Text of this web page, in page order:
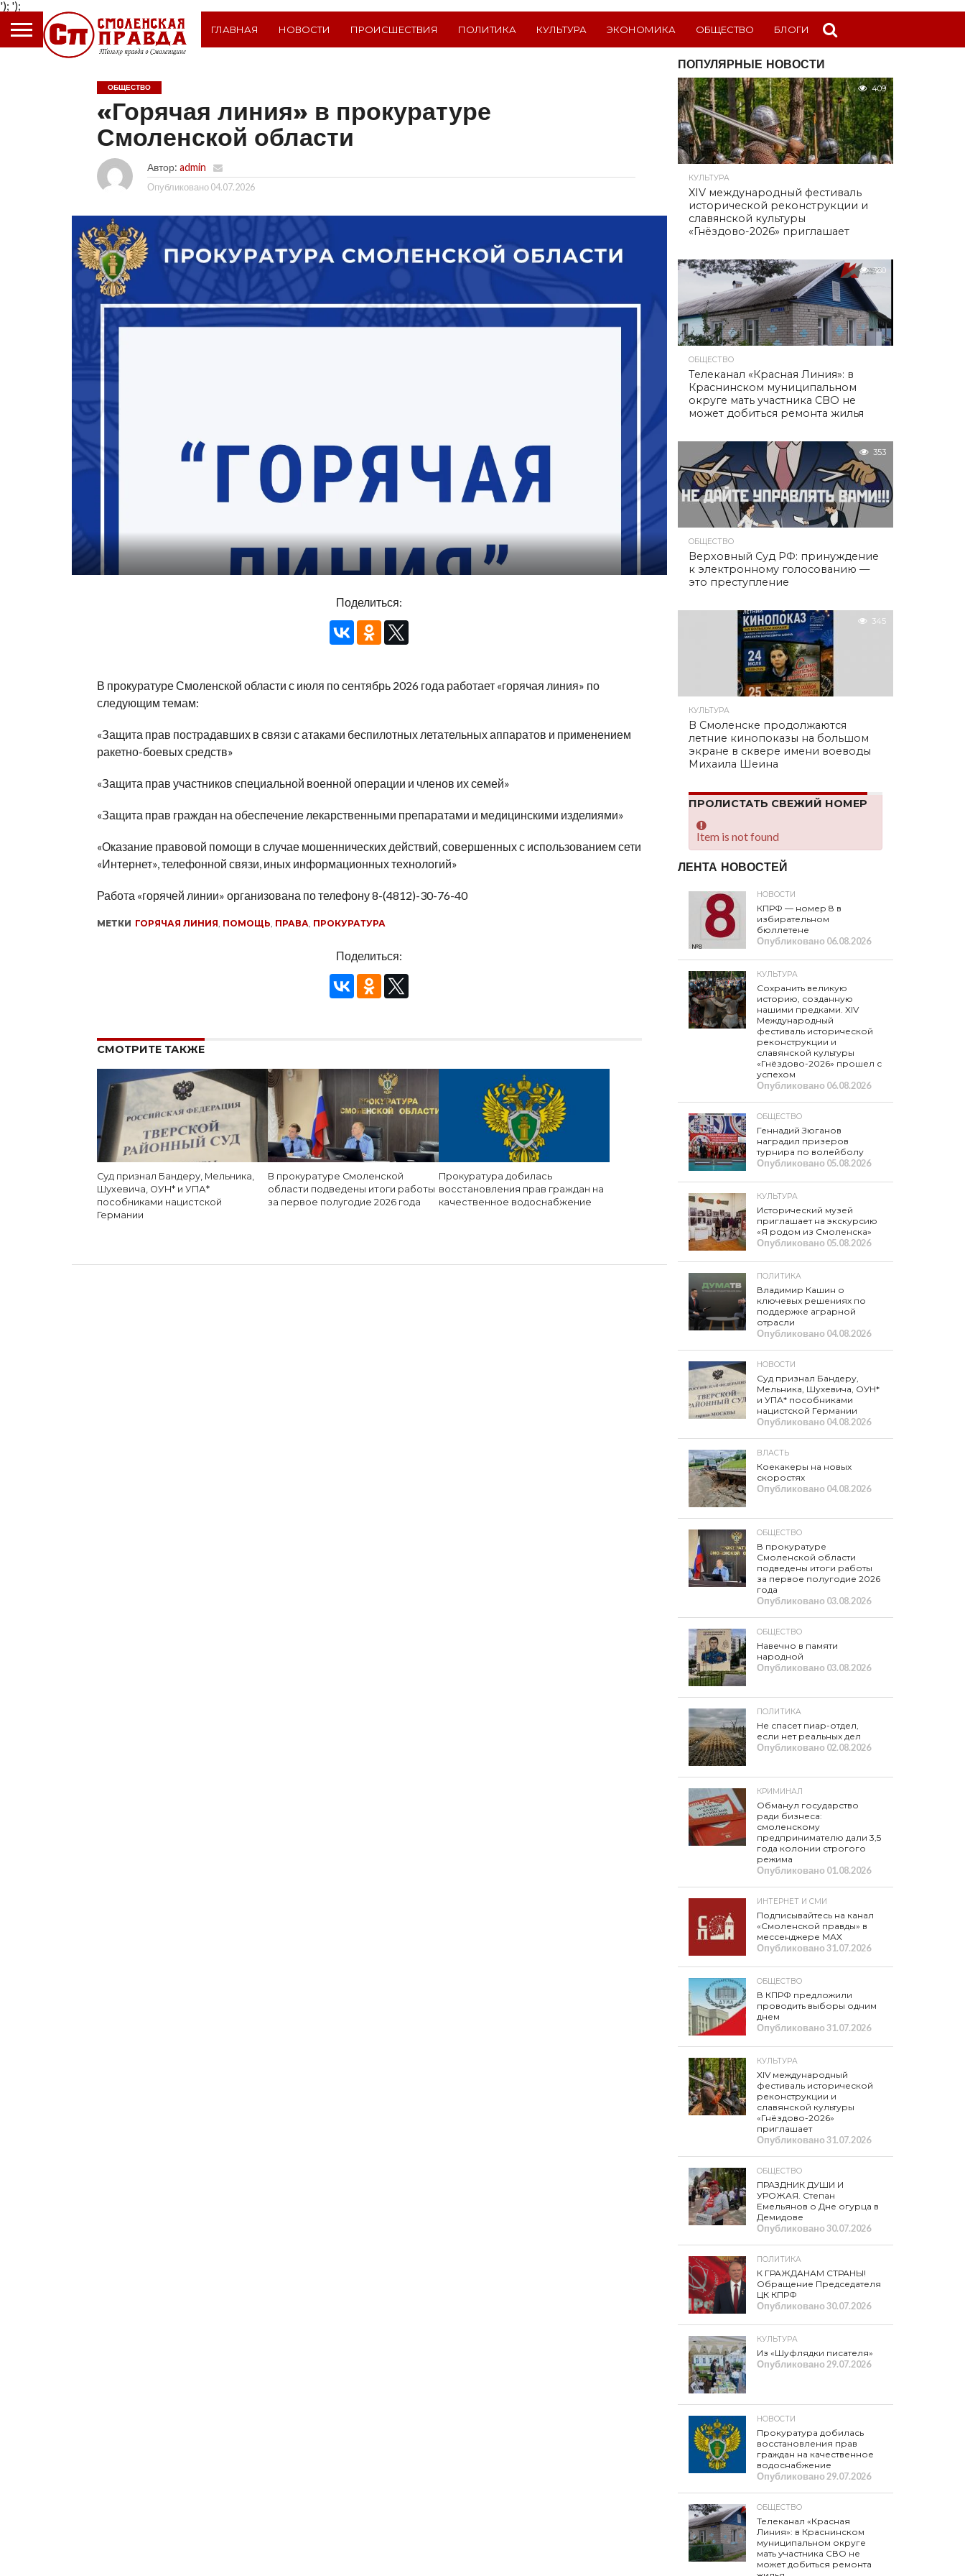
');
ГЛАВНАЯ НОВОСТИ ПРОИСШЕСТВИЯ ПОЛИТИКА КУЛЬТУРА ЭКОНОМИКА ОБЩЕСТВО БЛОГИ
ОБЩЕСТВО
«Горячая линия» в прокуратуре
Смоленской области
Автор: admin
Опубликовано 04.07.2026
Поделиться:
В прокуратуре Смоленской области с июля по сентябрь 2026 года работает «горячая линия» по
следующим темам:
«Защита прав пострадавших в связи с атаками беспилотных летательных аппаратов и применением
ракетно-боевых средств»
«Защита прав участников специальной военной операции и членов их семей»
«Защита прав граждан на обеспечение лекарственными препаратами и медицинскими изделиями»
«Оказание правовой помощи в случае мошеннических действий, совершенных с использованием сети
«Интернет», телефонной связи, иных информационных технологий»
Работа «горячей линии» организована по телефону 8-(4812)-30-76-40
МЕТКИ ГОРЯЧАЯ ЛИНИЯ, ПОМОЩЬ, ПРАВА, ПРОКУРАТУРА
Поделиться:
СМОТРИТЕ ТАКЖЕ
Суд признал Бандеру, Мельника,
Шухевича, ОУН* и УПА*
пособниками нацистской
Германии
В прокуратуре Смоленской
области подведены итоги работы
за первое полугодие 2026 года
Прокуратура добилась
восстановления прав граждан на
качественное водоснабжение
ПОПУЛЯРНЫЕ НОВОСТИ
409
КУЛЬТУРА
XIV международный фестиваль
исторической реконструкции и
славянской культуры
«Гнёздово-2026» приглашает
380
ОБЩЕСТВО
Телеканал «Красная Линия»: в
Краснинском муниципальном
округе мать участника СВО не
может добиться ремонта жилья
353
ОБЩЕСТВО
Верховный Суд РФ: принуждение
к электронному голосованию —
это преступление
345
КУЛЬТУРА
В Смоленске продолжаются
летние кинопоказы на большом
экране в сквере имени воеводы
Михаила Шеина
ПРОЛИСТАТЬ СВЕЖИЙ НОМЕР
Item is not found
ЛЕНТА НОВОСТЕЙ
НОВОСТИ
КПРФ — номер 8 в
избирательном
бюллетене
Опубликовано06.08.2026
КУЛЬТУРА
Сохранить великую
историю, созданную
нашими предками. XIV
Международный
фестиваль исторической
реконструкции и
славянской культуры
«Гнёздово-2026» прошел с
успехом
Опубликовано06.08.2026
ОБЩЕСТВО
Геннадий Зюганов
наградил призеров
турнира по волейболу
Опубликовано05.08.2026
КУЛЬТУРА
Исторический музей
приглашает на экскурсию
«Я родом из Смоленска»
Опубликовано05.08.2026
ПОЛИТИКА
Владимир Кашин о
ключевых решениях по
поддержке аграрной
отрасли
Опубликовано04.08.2026
НОВОСТИ
Суд признал Бандеру,
Мельника, Шухевича, ОУН*
и УПА* пособниками
нацистской Германии
Опубликовано04.08.2026
ВЛАСТЬ
Коекакеры на новых
скоростях
Опубликовано04.08.2026
ОБЩЕСТВО
В прокуратуре
Смоленской области
подведены итоги работы
за первое полугодие 2026
года
Опубликовано03.08.2026
ОБЩЕСТВО
Навечно в памяти
народной
Опубликовано03.08.2026
ПОЛИТИКА
Не спасет пиар-отдел,
если нет реальных дел
Опубликовано02.08.2026
КРИМИНАЛ
Обманул государство
ради бизнеса:
смоленскому
предпринимателю дали 3,5
года колонии строгого
режима
Опубликовано01.08.2026
ИНТЕРНЕТ И СМИ
Подписывайтесь на канал
«Смоленской правды» в
мессенджере МАХ
Опубликовано31.07.2026
ОБЩЕСТВО
В КПРФ предложили
проводить выборы одним
днем
Опубликовано31.07.2026
КУЛЬТУРА
XIV международный
фестиваль исторической
реконструкции и
славянской культуры
«Гнёздово-2026»
приглашает
Опубликовано31.07.2026
ОБЩЕСТВО
ПРАЗДНИК ДУШИ И
УРОЖАЯ. Степан
Емельянов о Дне огурца в
Демидове
Опубликовано30.07.2026
ПОЛИТИКА
К ГРАЖДАНАМ СТРАНЫ!
Обращение Председателя
ЦК КПРФ
Опубликовано30.07.2026
КУЛЬТУРА
Из «Шуфлядки писателя»
Опубликовано29.07.2026
НОВОСТИ
Прокуратура добилась
восстановления прав
граждан на качественное
водоснабжение
Опубликовано29.07.2026
ОБЩЕСТВО
Телеканал «Красная
Линия»: в Краснинском
муниципальном округе
мать участника СВО не
может добиться ремонта
');